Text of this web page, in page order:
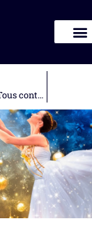
Arnaud Tsamère – Tous contraints